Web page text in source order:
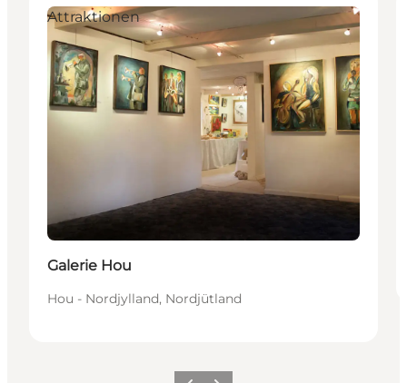
Attraktionen
Galerie Hou
Hou - Nordjylland, Nordjütland